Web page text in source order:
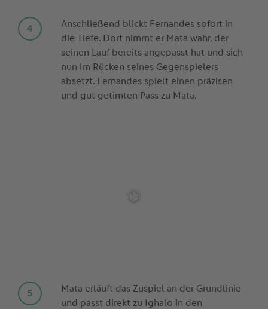
Anschließend blickt Fernandes sofort in
die Tiefe. Dort nimmt er Mata wahr, der
seinen Lauf bereits angepasst hat und sich
nun im Rücken seines Gegenspielers
absetzt. Fernandes spielt einen präzisen
und gut getimten Pass zu Mata.
Mata erläuft das Zuspiel an der Grundlinie
und passt direkt zu Ighalo in den